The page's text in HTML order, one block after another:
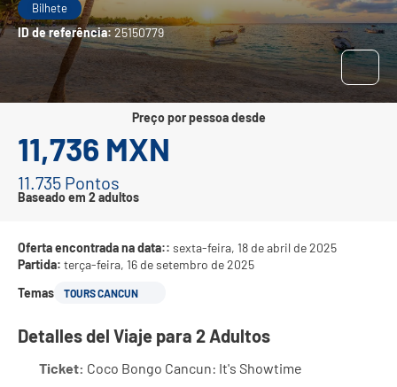
Bilhete
ID de referência: 25150779
preço por pessoa desde
11,736 MXN
11.735 Pontos
Baseado em 2 adultos
Oferta encontrada na data:: sexta-feira, 18 de abril de 2025
Partida: terça-feira, 16 de setembro de 2025
Temas
TOURS CANCUN
Detalles del Viaje para 2 Adultos
Ticket: Coco Bongo Cancun: It's Showtime